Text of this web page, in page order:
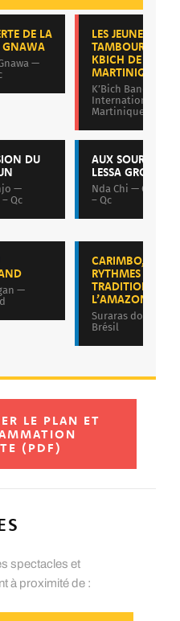
DE LA
GNAWA
—
LES JEUNES
KBICH DE LA
MARTINIQUE
K’Bich Band
International —
Martinique
DU
—
Qc
AUX SOURCES
LESSA GROOVE
Nda Chi —
– Qc
—
CARIMBO,
RYTHMES ET
TRADITIONS DE
L’AMAZONIE
Suraras do
Brésil
LE PLAN ET
(PDF)
spectacles et
à proximité de :